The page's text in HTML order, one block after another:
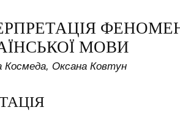
МОВИ
Космеда, Оксана Ковтун